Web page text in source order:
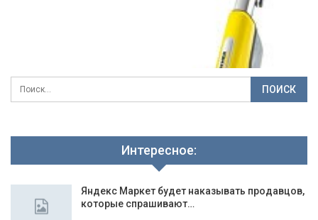
Интересное:
Яндекс Маркет будет наказывать продавцов,
которые спрашивают…